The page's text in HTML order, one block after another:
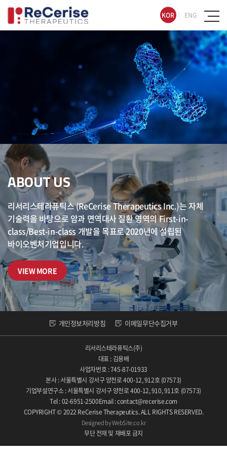
KOR ENG
ABOUT US
리서리스테라퓨틱스 (ReCerise Therapeutics Inc.)는 자체
기술력을 바탕으로 암과 면역대사 질환 영역의 First-in-
class/Best-in-class 개발을 목표로2020년에 설립된
바이오벤처기업입니다.
VIEW MORE
개인정보처리방침 이메일무단수집거부
리서리스테라퓨틱스(주)
대표 : 김용배
사업자번호 : 745-87-01933
본사 : 서울특별시 강서구 양천로 400-12, 912호 (07573)
기업부설연구소 : 서울특별시 강서구 양천로 400-12, 910, 911호 (07573)
Tel : 02-6951-2500Email : contact@recerise.com
COPYRIGHT © 2022 ReCerise Therapeutics. ALL RIGHTS RESERVED.
Designed by WebSite.co.kr
무단 전재 및 재배포 금지